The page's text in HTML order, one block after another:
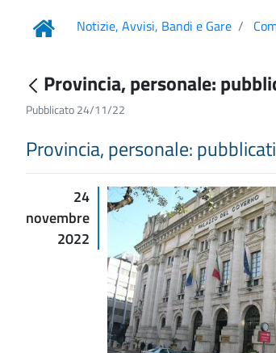
Notizie, Avvisi, Bandi e Gare
Provincia, personale:
Pubblicato 24/11/22
Provincia, personale:
24
novembre
2022